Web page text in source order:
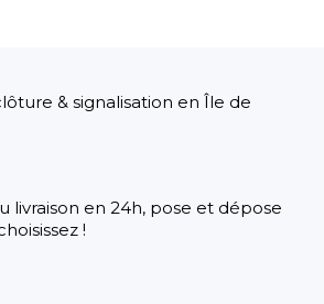
& signalisation en Île de
livraison en 24h, pose et dépose
!